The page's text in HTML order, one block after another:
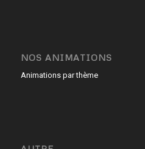
NOS ANIMATIONS
Animations par thème